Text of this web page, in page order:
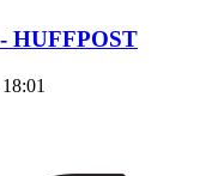
HUFFPOST